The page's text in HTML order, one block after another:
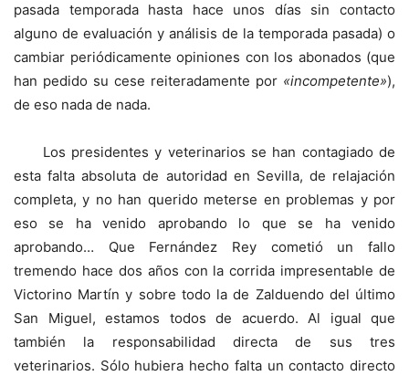
pasada temporada hasta hace unos días sin contacto
alguno de evaluación y análisis de la temporada pasada) o
cambiar periódicamente opiniones con los abonados (que
han pedido su cese reiteradamente por «incompetente»),
de eso nada de nada.
Los presidentes y veterinarios se han contagiado de
esta falta absoluta de autoridad en Sevilla, de relajación
completa, y no han querido meterse en problemas y por
eso se ha venido aprobando lo que se ha venido
aprobando… Que Fernández Rey cometió un fallo
tremendo hace dos años con la corrida impresentable de
Victorino Martín y sobre todo la de Zalduendo del último
San Miguel, estamos todos de acuerdo. Al igual que
también la responsabilidad directa de sus tres
veterinarios. Sólo hubiera hecho falta un contacto directo